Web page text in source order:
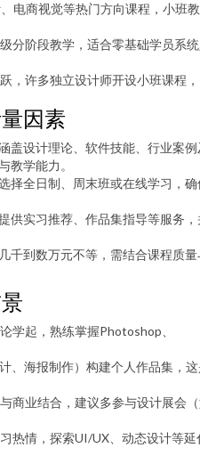
电商视觉等热门方向课程，小班
分阶段教学，适合零基础学员系
，许多独立设计师开设小班课程，
因素
盖设计理论、软件技能、行业案例
教学能力。
择全日制、周末班或在线学习，确
供实习推荐、作品集指导等服务，
千到数万元不等，需结合课程质量
学起，熟练掌握Photoshop、
、海报制作）构建个人作品集，
商业结合，建议多参与设计展会
热情，探索UI/UX、动态设计等延